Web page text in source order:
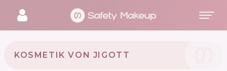
KOSMETIK VON JIGOTT 🇰🇷